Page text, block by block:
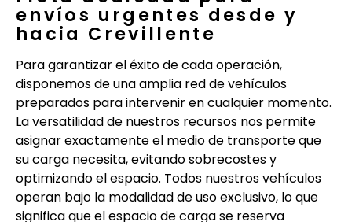
envíos urgentes desde y
hacia Crevillente
Para garantizar el éxito de cada operación,
disponemos de una amplia red de vehículos
preparados para intervenir en cualquier momento.
La versatilidad de nuestros recursos nos permite
asignar exactamente el medio de transporte que
su carga necesita, evitando sobrecostes y
optimizando el espacio. Todos nuestros vehículos
operan bajo la modalidad de uso exclusivo, lo que
significa que el espacio de carga se reserva